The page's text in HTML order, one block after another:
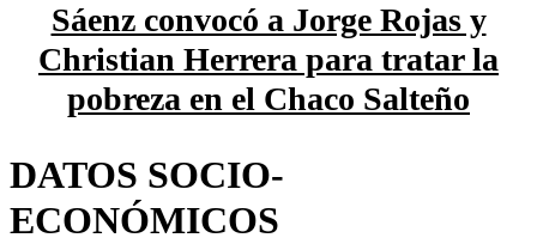
Sáenz convocó a Jorge Rojas y
Christian Herrera para tratar la
pobreza en el Chaco Salteño
DATOS SOCIO-
ECONÓMICOS